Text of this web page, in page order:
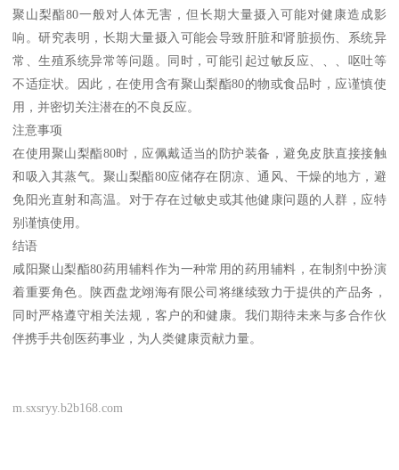
聚山梨酯80一般对人体无害，但长期大量摄入可能对健康造成影
响。研究表明，长期大量摄入可能会导致肝脏和肾脏损伤、系统异
常、生殖系统异常等问题。同时，可能引起过敏反应、、、呕吐等
不适症状。因此，在使用含有聚山梨酯80的物或食品时，应谨慎使
用，并密切关注潜在的不良反应。
注意事项
在使用聚山梨酯80时，应佩戴适当的防护装备，避免皮肤直接接触
和吸入其蒸气。聚山梨酯80应储存在阴凉、通风、干燥的地方，避
免阳光直射和高温。对于存在过敏史或其他健康问题的人群，应特
别谨慎使用。
结语
咸阳聚山梨酯80药用辅料作为一种常用的药用辅料，在制剂中扮演
着重要角色。陕西盘龙翊海有限公司将继续致力于提供的产品务，
同时严格遵守相关法规，客户的和健康。我们期待未来与多合作伙
伴携手共创医药事业，为人类健康贡献力量。
m.sxsryy.b2b168.com